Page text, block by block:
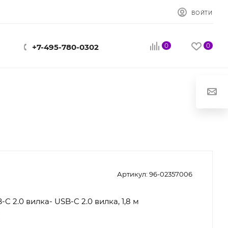
ВОЙТИ
+7-495-780-0302 0 0
Артикул: 96-02357006
C 2.0 вилка- USB-C 2.0 вилка, 1,8 м